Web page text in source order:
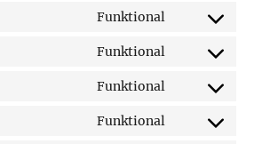
Funktional
Consent
wordpress
Funktional
Consent
wpml
Funktional
Consent
Funktional
Consent